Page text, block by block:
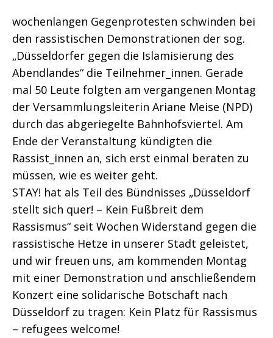
wochenlangen Gegenprotesten schwinden bei
den rassistischen Demonstrationen der sog.
„Düsseldorfer gegen die Islamisierung des
Abendlandes“ die Teilnehmer_innen. Gerade
mal 50 Leute folgten am vergangenen Montag
der Versammlungsleiterin Ariane Meise (NPD)
durch das abgeriegelte Bahnhofsviertel. Am
Ende der Veranstaltung kündigten die
Rassist_innen an, sich erst einmal beraten zu
müssen, wie es weiter geht.
STAY! hat als Teil des Bündnisses „Düsseldorf
stellt sich quer! – Kein Fußbreit dem
Rassismus“ seit Wochen Widerstand gegen die
rassistische Hetze in unserer Stadt geleistet,
und wir freuen uns, am kommenden Montag
mit einer Demonstration und anschließendem
Konzert eine solidarische Botschaft nach
Düsseldorf zu tragen: Kein Platz für Rassismus
– refugees welcome!